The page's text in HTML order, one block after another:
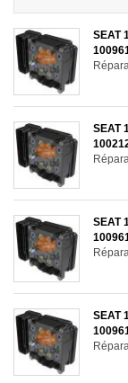
SEAT
SEAT
SEAT
SEAT